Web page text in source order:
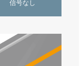
信号なし